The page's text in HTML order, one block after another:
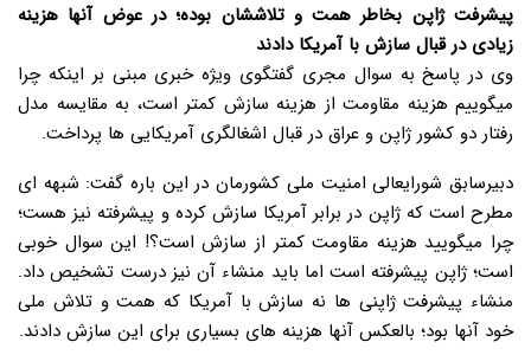
پیشرفت ژاپن بخاطر همت و تلاششان بوده؛ در عوض آنها هزینه
زیادی در قبال سازش با آمریکا دادند
وی در پاسخ به سوال مجری گفتگوی ویژه خبری مبنی بر اینکه چرا
میگوییم هزینه مقاومت از هزینه سازش کمتر است، به مقایسه مدل
رفتار دو کشور ژاپن و عراق در قبال اشغالگری آمریکایی ها پرداخت.
دبیرسابق شورایعالی امنیت ملی کشورمان در این باره گفت: شبهه ای
مطرح است که ژاپن در برابر آمریکا سازش کرده و پیشرفته نیز هست؛
چرا میگویید هزینه مقاومت کمتر از سازش است؟! این سوال خوبی
است؛ ژاپن پیشرفته است اما باید منشاء آن نیز درست تشخیص داد.
منشاء پیشرفت ژاپنی ها نه سازش با آمریکا که همت و تلاش ملی
خود آنها بود؛ بالعکس آنها هزینه های بسیاری برای این سازش دادند.